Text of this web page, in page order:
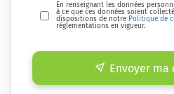
En renseignant les données
à ce que ces données soient
dispositions de notre Politique de
réglementations en vigueur.
Envoyer ma